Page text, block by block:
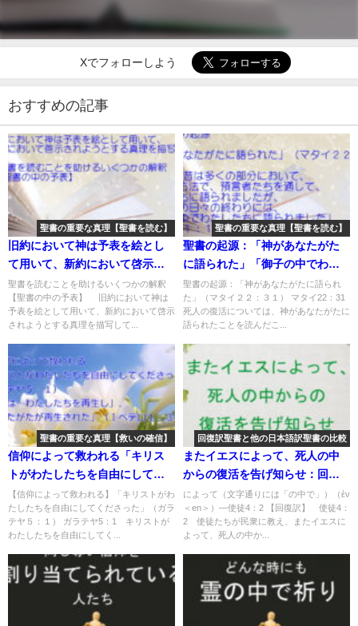
Xでフォローしよう
おすすめの記事
聖書の重要な真理【聖書を読む】
旧約において神は予表を絵とし
て用いて、新約において啓示さ
れようとする真理を描写する：
聖書の重要な真理【聖書を読
む】(４６)
聖書を読むことを助けるいくつかの解釈
【聖書の中の予表】 旧約において神は
予表を絵として用いて、新約において啓示
されようとする真理を描写して...
聖書の重要な真理【聖書を読む】
聖書の起源：「神があなたがた
に語られた」「御子の中でわた
したちに語られました」：聖書
の重要な真理【聖書を読む】(２)
聖書の起源：「神があなたがたに語られ
た」（マタイ２２：３１） マタイ22：31
死人の復活については、神があなたがたに
語られたことを読んだこ...
聖書の重要な真理【救いの確信】
信仰によって救われる「キリス
トがわたしたちを自由にしてく
ださった」「神…は…わたした
ちを再生し」「あなたがたが再
生された」：聖書の重要な真理
【信仰によって救われる】「キリストがわ
たしたちを自由にしてくださった」（ガラ
テヤ５：１） ガラテヤ5：1 キリストが
わたしたちを自由にしてく...
回復訳聖書と他の日本語訳聖書の比較
またイエスによって、死人の中
からの復活を告げ知らせ：回復
訳聖書と他の日本語訳との比較
(142)
によって（文字通りには「の中で」）（ἐν
＜en＞）―使徒4：2 【回復訳】 使徒4：
2 使徒たちが民衆に教え、またイエスに
よって、死人の中か...